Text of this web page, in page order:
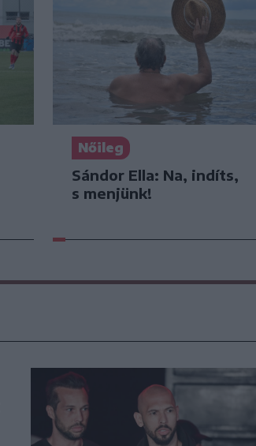
Nőileg
Sándor Ella: Na, indíts,
s menjünk!